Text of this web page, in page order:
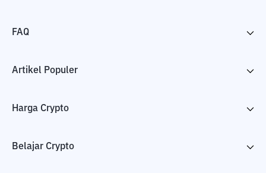
FAQ
Artikel Populer
Harga Crypto
Belajar Crypto